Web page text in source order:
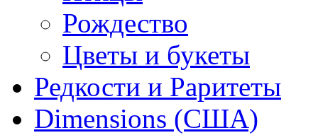
Рождество
Цветы и букеты
Редкости и Раритеты
Dimensions (США)